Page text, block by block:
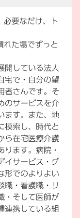
要なだけ、ト
た場でずっと
開している法人
宅で・自分の望
者さんです。そ
のサービスを介
ます。また、地
模索し、時代と
ら在宅医療介護
ります。病院・
イサービス・グ
形でのよりよい
職・看護職・リ
・そして医師が
連携している組